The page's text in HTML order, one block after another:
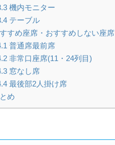
機内モニター
テーブル
すめ座席・おすすめしない座席
普通席最前席
非常口座席(11・24列目)
窓なし席
最後部2人掛け席
め